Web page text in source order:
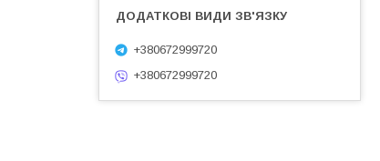
+380672999720
+380672999720